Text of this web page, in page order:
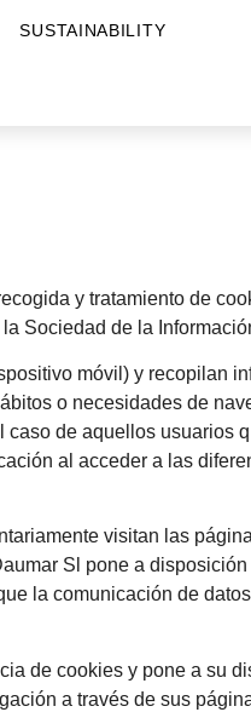
SUSTAINABILITY
y tratamiento de
Sociedad de la
móvil) y recopilan
o necesidades de
de aquellos usuarios
al acceder a las
visitan las
Sl pone a
la comunicación de
de cookies y pone a su
a través de sus